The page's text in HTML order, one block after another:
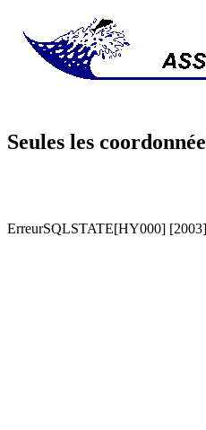
Seules les
ErreurSQLSTATE[HY000]